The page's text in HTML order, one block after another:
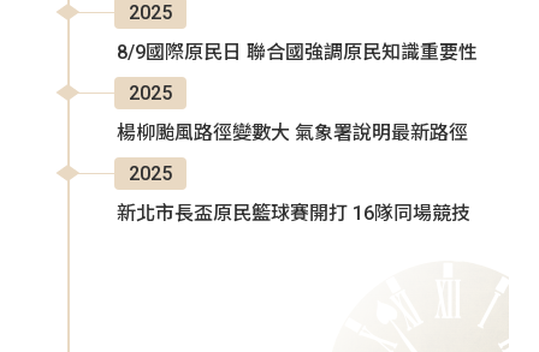
2025
8/9國際原民日 聯合國強調原民知識重要性
2025
楊柳颱風路徑變數大 氣象署說明最新路徑
2025
新北市長盃原民籃球賽開打 16隊同場競技